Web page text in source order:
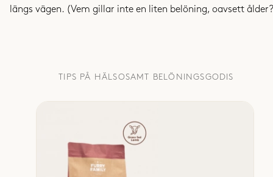
längs vägen. (Vem gillar inte en liten belöning, oavsett
TIPS PÅ HÄLSOSAMT BELÖNINGSGODIS